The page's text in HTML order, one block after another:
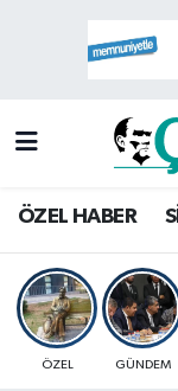
ÖZEL HABER
ÖZEL GÜNDEM
Mersin
Mersin
Mersin
Süper Lig